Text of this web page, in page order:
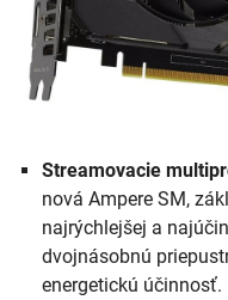
Streamovacie
nová Ampere SM,
najrýchlejšej a
dvojnásobnú
energetickú účinnosť.